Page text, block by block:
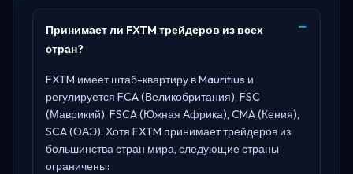
Принимает ли FXTM трейдеров из всех
стран?
FXTM имеет штаб-квартиру вMauritius и
регулируется FCA (Великобритания), FSC
(Маврикий), FSCA (Южная Африка), CMA (Кения),
SCA (ОАЭ). Хотя FXTM принимает трейдеров из
большинства стран мира, следующие страны
ограничены: